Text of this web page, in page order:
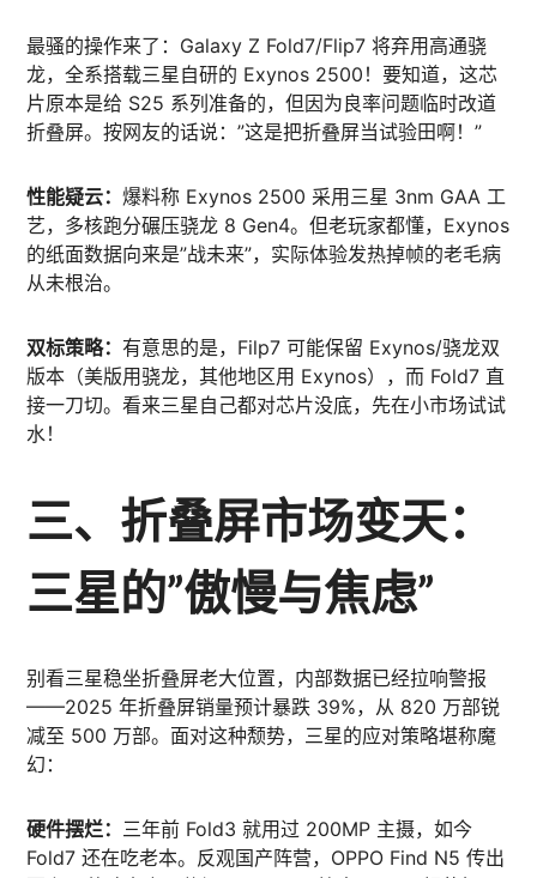
最骚的操作来了：Galaxy Z Fold7/Flip7 将弃用高通骁
龙，全系搭载三星自研的 Exynos 2500！要知道，这芯
片原本是给 S25 系列准备的，但因为良率问题临时改道
折叠屏。按网友的话说：”这是把折叠屏当试验田啊！”
性能疑云：爆料称 Exynos 2500 采用三星 3nm GAA 工
艺，多核跑分碾压骁龙 8 Gen4。但老玩家都懂，Exynos
的纸面数据向来是”战未来”，实际体验发热掉帧的老毛病
从未根治。
双标策略：有意思的是，Filp7 可能保留 Exynos/骁龙双
版本（美版用骁龙，其他地区用 Exynos），而 Fold7 直
接一刀切。看来三星自己都对芯片没底，先在小市场试试
水！
三、折叠屏市场变天：
三星的”傲慢与焦虑”
别看三星稳坐折叠屏老大位置，内部数据已经拉响警报
——2025 年折叠屏销量预计暴跌 39%，从 820 万部锐
减至 500 万部。面对这种颓势，三星的应对策略堪称魔
幻：
硬件摆烂： 三年前 Fold3 就用过 200MP 主摄，如今
Fold7 还在吃老本。反观国产阵营，OPPO Find N5 传出